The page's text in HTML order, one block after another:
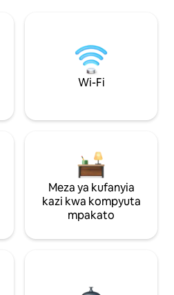
Wi-Fi
Meza ya kufanyia
kazi kwa kompyuta
mpakato